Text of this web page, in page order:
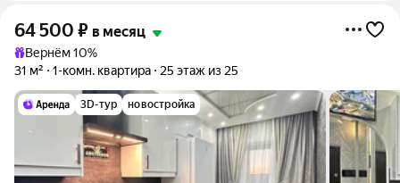
64 500 ₽ в месяц
Вернём 10%
31 м²
1-комн. квартира 25 этаж из 25
3D-тур новостройка